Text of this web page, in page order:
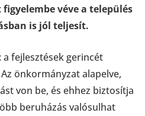
véve a település
is jól teljesít.
fejlesztések gerincét
önkormányzat alapelve,
von be, és ehhez biztosítja
beruházás valósulhat